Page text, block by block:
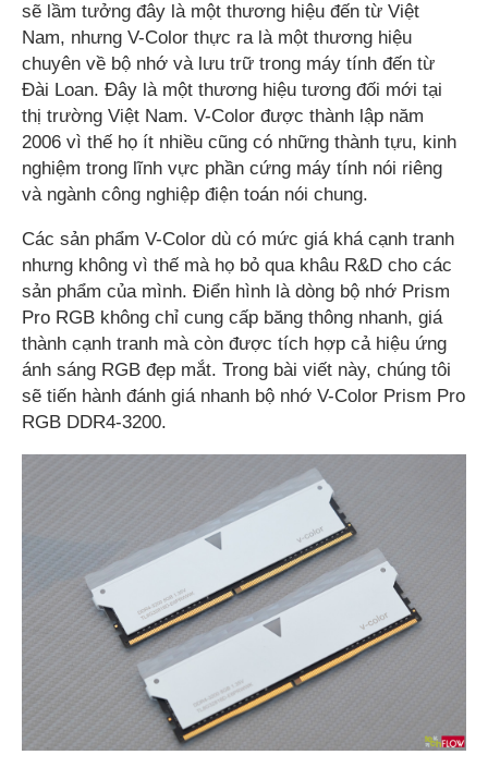
sẽ lầm tưởng đây là một thương hiệu đến từ Việt
Nam, nhưng V-Color thực ra là một thương hiệu
chuyên về bộ nhớ và lưu trữ trong máy tính đến từ
Đài Loan. Đây là một thương hiệu tương đối mới tại
thị trường Việt Nam. V-Color được thành lập năm
2006 vì thế họ ít nhiều cũng có những thành tựu, kinh
nghiệm trong lĩnh vực phần cứng máy tính nói riêng
và ngành công nghiệp điện toán nói chung.
Các sản phẩm V-Color dù có mức giá khá cạnh tranh
nhưng không vì thế mà họ bỏ qua khâu R&D cho các
sản phẩm của mình. Điển hình là dòng bộ nhớ Prism
Pro RGB không chỉ cung cấp băng thông nhanh, giá
thành cạnh tranh mà còn được tích hợp cả hiệu ứng
ánh sáng RGB đẹp mắt. Trong bài viết này, chúng tôi
sẽ tiến hành đánh giá nhanh bộ nhớ V-Color Prism Pro
RGB DDR4-3200.